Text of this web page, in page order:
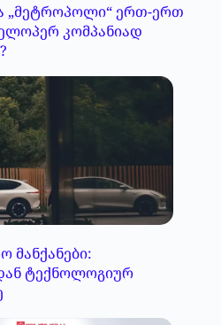
„მეტროპოლი“ ერთ-ერთ
კომპანიად
მანქანები:
ტექნოლოგიურ